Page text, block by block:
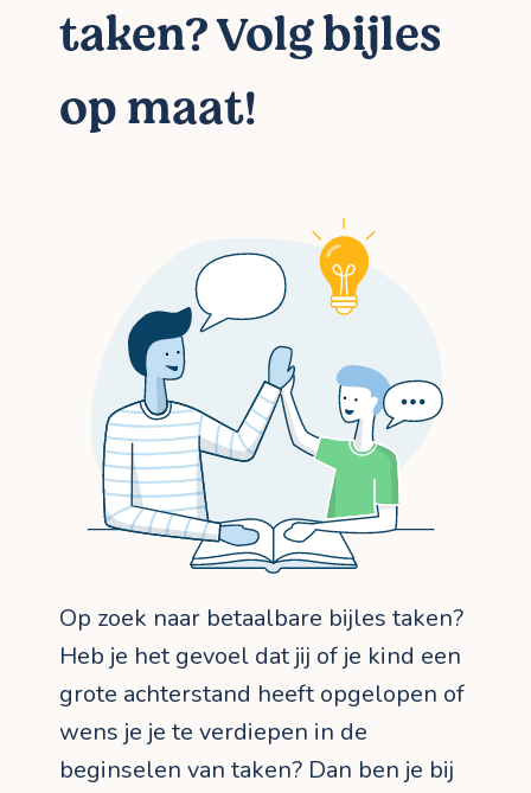
taken? Volg bijles
op maat!
Op zoek naar betaalbare bijles taken?
Heb je het gevoel dat jij of je kind een
grote achterstand heeft opgelopen of
wens je je te verdiepen in de
beginselen van taken? Dan ben je bij